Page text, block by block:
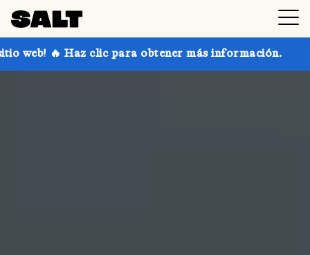
obtener más información. ¡Consigue hasta un